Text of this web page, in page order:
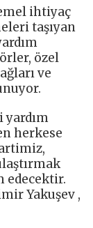
ihtiyaç
taşıyan
özel
ve
yardım
herkese
edecektir.
Yakuşev ,